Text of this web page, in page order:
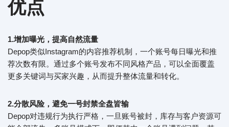
优点
1.增加曝光，提高自然流量
Depop类似Instagram的内容推荐机制，一个账号每日曝光和推
荐次数有限。通过多个账号发布不同风格产品，可以全面覆盖
更多关键词与买家兴趣，从而提升整体流量和转化。
2.分散风险，避免一号封禁全盘皆输
Depop对违规行为执行严格，一旦账号被封，库存与客户资源可